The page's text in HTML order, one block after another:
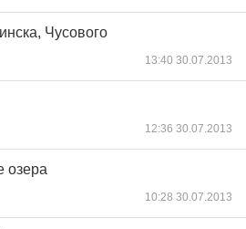
Чусового
13:40 30.07.2013
12:36 30.07.2013
озера
10:28 30.07.2013